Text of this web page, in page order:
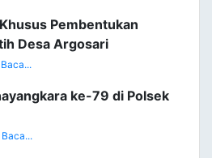
Pembentukan
Desa Argosari
Baca...
ke-79 di Polsek
Baca...